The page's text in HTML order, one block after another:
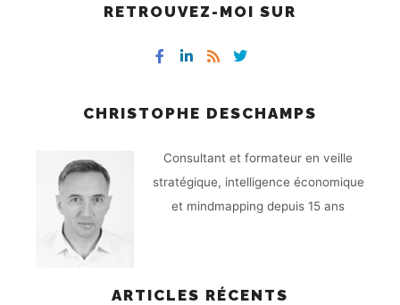
RETROUVEZ-MOI SUR
CHRISTOPHE DESCHAMPS
Consultant et formateur en veille
stratégique, intelligence économique
et mindmapping depuis 15 ans
ARTICLES RÉCENTS